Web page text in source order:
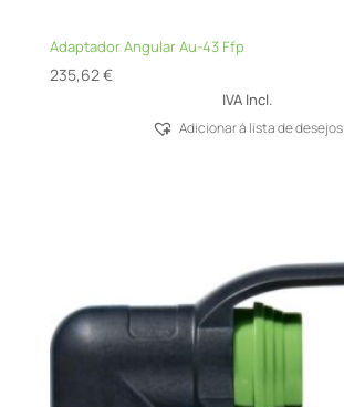
Adaptador Angular Au-43 Ffp
235,62€
IVA Incl.
Adicionar á lista de desejos